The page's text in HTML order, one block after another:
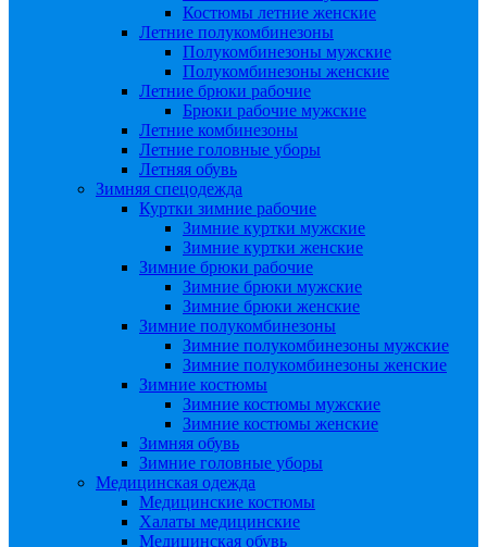
Костюмы летние женские
Летние полукомбинезоны
Полукомбинезоны мужские
Полукомбинезоны женские
Летние брюки рабочие
Брюки рабочие мужские
Летние комбинезоны
Летние головные уборы
Летняя обувь
Зимняя спецодежда
Куртки зимние рабочие
Зимние куртки мужские
Зимние куртки женские
Зимние брюки рабочие
Зимние брюки мужские
Зимние брюки женские
Зимние полукомбинезоны
Зимние полукомбинезоны мужские
Зимние полукомбинезоны женские
Зимние костюмы
Зимние костюмы мужские
Зимние костюмы женские
Зимняя обувь
Зимние головные уборы
Медицинская одежда
Медицинские костюмы
Халаты медицинские
Медицинская обувь